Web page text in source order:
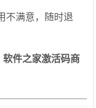
不满意，随时退
软件之家激活码商